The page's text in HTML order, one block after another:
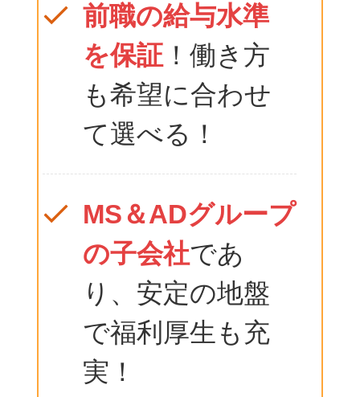
前職の給与水準
を保証！働き方
も希望に合わせ
て選べる！
MS＆ADグループ
の子会社であ
り、安定の地盤
で福利厚生も充
実！